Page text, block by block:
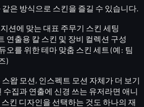
은 방식으로 스킨을 즐길 수 있습니다.
션에 맞는 대표 주무기 스킨 세팅
연출용 칼 스킨 및 장비 컬렉션 구성
오를 위한테마 맞춤 스킨 세트 (예: 팀
)
스왑 모션, 인스펙트 모션 자체가 더 보기
수집과 연출에 신경 쓰는 유저라면 애니
킨 디자인을 선택하는 것도 하나의 재